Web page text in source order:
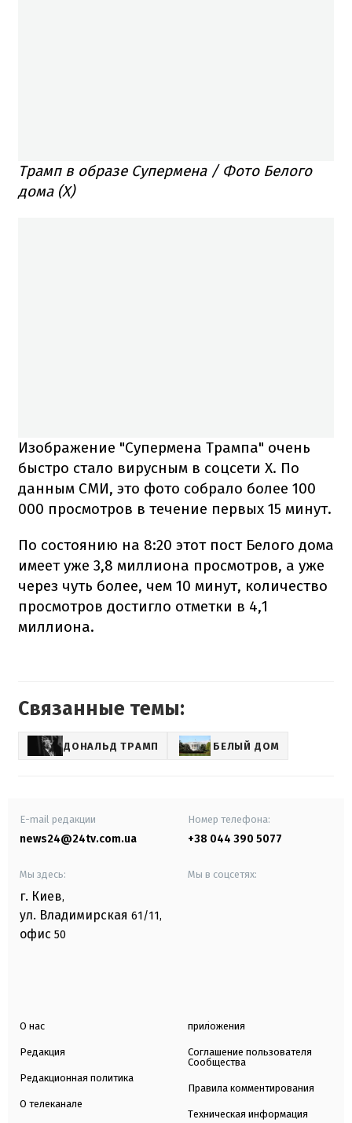
Трамп в образе Супермена / Фото Белого
дома (Х)
Изображение "Супермена Трампа" очень
быстро стало вирусным в соцсети X. По
данным СМИ, это фото собрало более 100
000 просмотров в течение первых 15 минут.
По состоянию на 8:20 этот пост Белого дома
имеет уже 3,8 миллиона просмотров, а уже
через чуть более, чем 10 минут, количество
просмотров достигло отметки в 4,1
миллиона.
Связанные темы:
ДОНАЛЬД ТРАМП БЕЛЫЙ ДОМ
E-mail редакции
news24@24tv.com.ua
Номер телефона:
+38 044 390 5077
Мы здесь:
г. Киев,
ул. Владимирская 61/11,
офис 50
Мы в соцсетях:
О нас
Редакция
Редакционная политика
О телеканале
приложения
Соглашение пользователя
Сообщества
Правила комментирования
Техническая информация